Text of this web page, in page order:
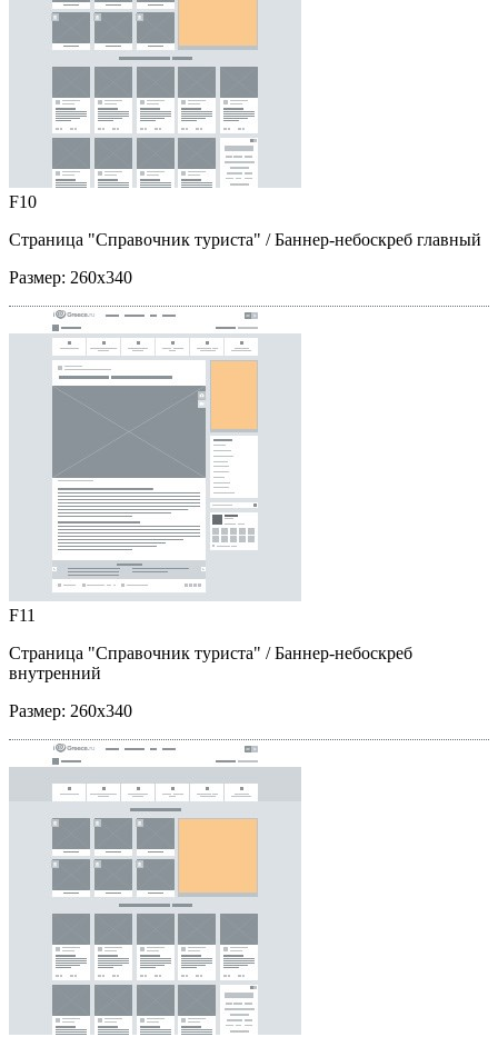
F10
Страница "Справочник туриста" / Баннер-небоскреб главный
Размер: 260x340
F11
Страница "Справочник туриста" / Баннер-небоскреб
внутренний
Размер: 260x340